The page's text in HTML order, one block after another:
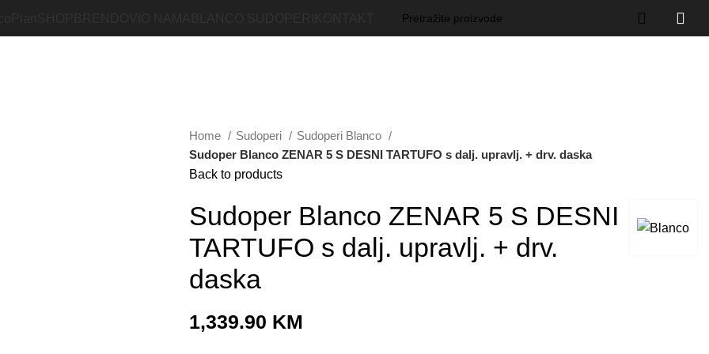
Home Sudoperi
Sudoperi Blanco
Sudoper Blanco ZENAR 5 S DESNI TARTUFO s dalj. upravlj. + drv. daska
Back to products
Sudoper Blanco ZENAR 5 S DESNI
TARTUFO s dalj. upravlj. + drv.
daska
1,339.90 KM